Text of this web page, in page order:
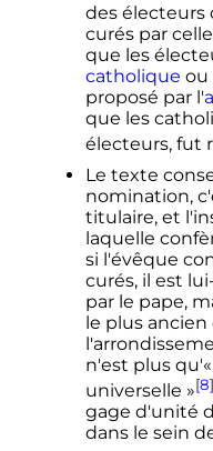
des
curés par
que les
catholique ou
proposé par l'
que les
électeurs, fut
Le texte
nomination,
titulaire, et
laquelle
si l'évêque
curés, il est
par le pape,
le plus
n'est plus qu'
universelle »[8]
gage d'unité
dans le sein